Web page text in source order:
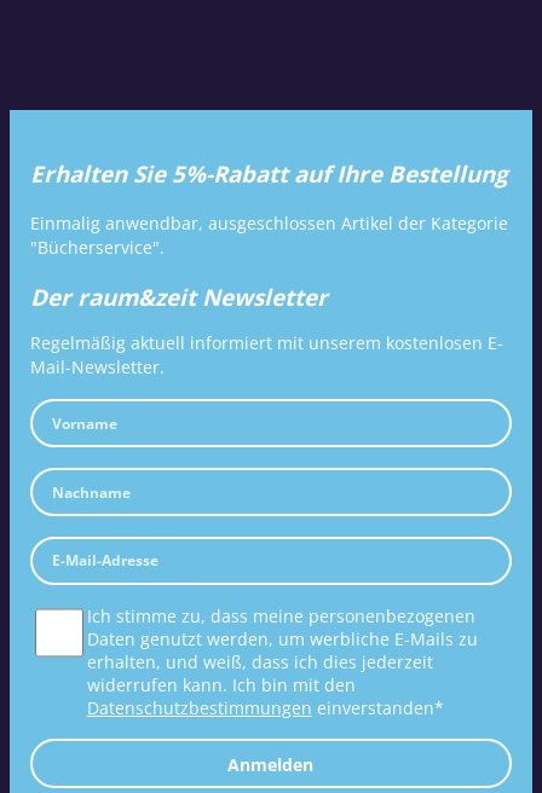
Erhalten Sie 5%-Rabatt auf Ihre Bestellung
Einmalig anwendbar, ausgeschlossen Artikel der Kategorie
"Bücherservice".
Der raum&zeit Newsletter
Regelmäßig aktuell informiert mit unserem kostenlosen E-
Mail-Newsletter.
Ich stimme zu, dass meine personenbezogenen
Daten genutzt werden, um werbliche E-Mails zu
erhalten, und weiß, dass ich dies jederzeit
widerrufen kann. Ich bin mit den
Datenschutzbestimmungen einverstanden*
Anmelden